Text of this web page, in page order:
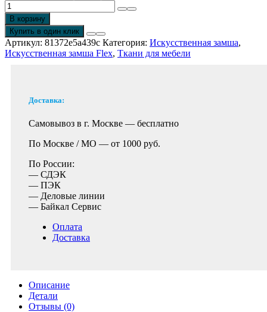
В корзину
Купить в один клик
Артикул: 81372e5a439c Категория: Искусственная замша,
Искусственная замша Flex, Ткани для мебели
Доставка:
Самовывоз в г. Москве — бесплатно
По Москве / МО — от 1000 руб.
По России:
— СДЭК
— ПЭК
— Деловые линии
— Байкал Сервис
Оплата
Доставка
Описание
Детали
Отзывы (0)